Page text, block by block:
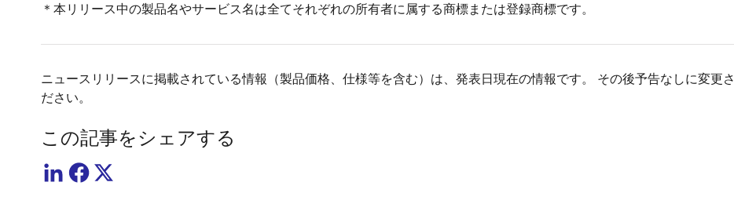
＊本リリース中の製品名やサービス名は全てそれぞれの所有者に属する商標または登録商標です。
ニュースリリースに掲載されている情報（製品価格、仕様等を含む）は、発表日現在の情報です。 その後予告なしに変更
ださい。
この記事をシェアする